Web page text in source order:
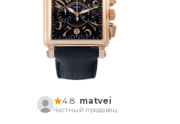
4.8 matvei
Частный продавец